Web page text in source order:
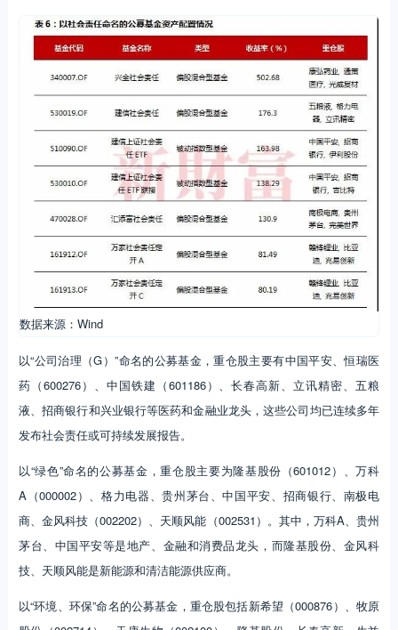
数据来源：Wind
以“公司治理（G）”命名的公募基金，重仓股主要有中国平安、恒瑞医
药（600276）、中国铁建（601186）、长春高新、立讯精密、五粮
液、招商银行和兴业银行等医药和金融业龙头，这些公司均已连续多年
发布社会责任或可持续发展报告。
以“绿色”命名的公募基金，重仓股主要为隆基股份（601012）、万科
A（000002）、格力电器、贵州茅台、中国平安、招商银行、南极电
商、金风科技（002202）、天顺风能（002531）。其中，万科A、贵州
茅台、中国平安等是地产、金融和消费品龙头，而隆基股份、金风科
技、天顺风能是新能源和清洁能源供应商。
以“环境、环保”命名的公募基金，重仓股包括新希望（000876）、牧原